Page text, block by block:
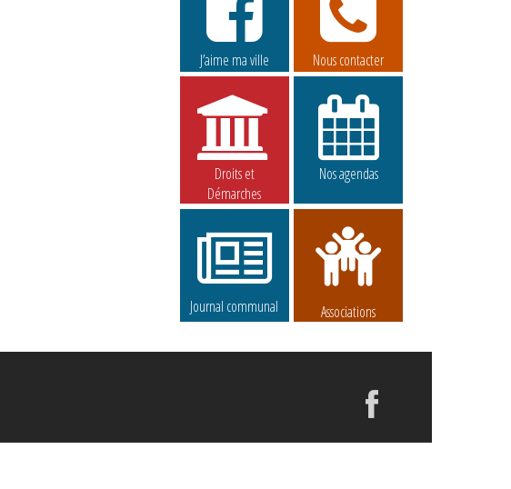
J’aime ma ville Nous contacter
Droits et
Démarches
Nos agendas
Journal communal Associations